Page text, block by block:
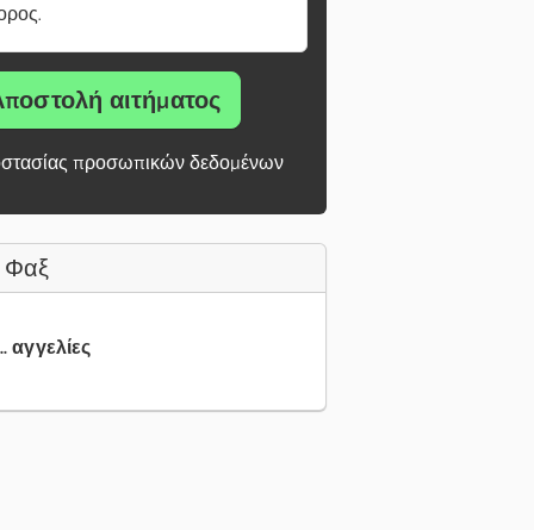
αιτήματος
προσωπικών δεδομένων
Φαξ
αγγελίες